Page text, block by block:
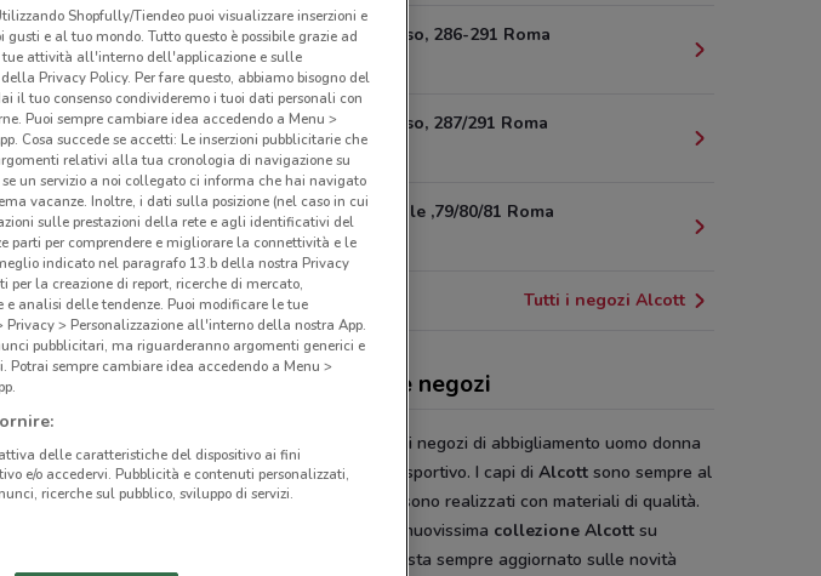
3.4 km
Via del Corso, 286-291 Roma
Via del Corso, 287/291 Roma
4.6 km
Via Nazionale ,79/80/81 Roma
4.8 km
Tutti i negozi Alcott
Alcott, offerte e negozi
Alcott
è una catena di negozi di abbigliamento uomo donna
dal sapore giovane e sportivo. I capi diAlcottsono sempre al
passo con la moda e sono realizzati con materiali di qualità.
Scopri il design della nuovissima collezione Alcott su
e resta sempre aggiornato sulle novità
Shopfully/Tiendeo puoi visualizzare inserzioni e
e al tuo mondo. Tutto questo è possibile grazie ad
attività all'interno dell'applicazione e sulle
Privacy Policy. Per fare questo, abbiamo bisogno del
il tuo consenso condivideremo i tuoi dati personali con
Puoi sempre cambiare idea accedendo a Menu >
Cosa succede se accetti: Le inserzioni pubblicitarie che
relativi alla tua cronologia di navigazione su
un servizio a noi collegato ci informa che hai navigato
vacanze. Inoltre, i dati sulla posizione (nel caso in cui
sulle prestazioni della rete e agli identificativi del
parti per comprendere e migliorare la connettività e le
indicato nel paragrafo 13.b della nostra Privacy
per la creazione di report, ricerche di mercato,
analisi delle tendenze. Puoi modificare le tue
> Personalizzazione all'interno della nostra App.
pubblicitari, ma riguarderanno argomenti generici e
sempre cambiare idea accedendo a Menu >
delle caratteristiche del dispositivo ai fini
e/o accedervi. Pubblicità e contenuti personalizzati,
ricerche sul pubblico, sviluppo di servizi.